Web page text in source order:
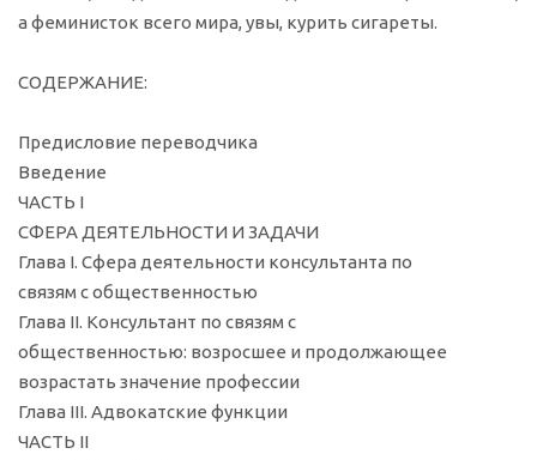
а феминисток всего мира, увы, курить сигареты.
СОДЕРЖАНИЕ:
Предисловие переводчика
Введение
ЧАСТЬ I
СФЕРА ДЕЯТЕЛЬНОСТИ И ЗАДАЧИ
Глава I. Сфера деятельности консультанта по
связям с общественностью
Глава II. Консультант по связям с
общественностью: возросшее и продолжающее
возрастать значение профессии
Глава III. Адвокатские функции
ЧАСТЬ II